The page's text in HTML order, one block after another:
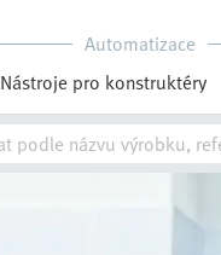
Automatizace
Nástroje pro konstruktéry